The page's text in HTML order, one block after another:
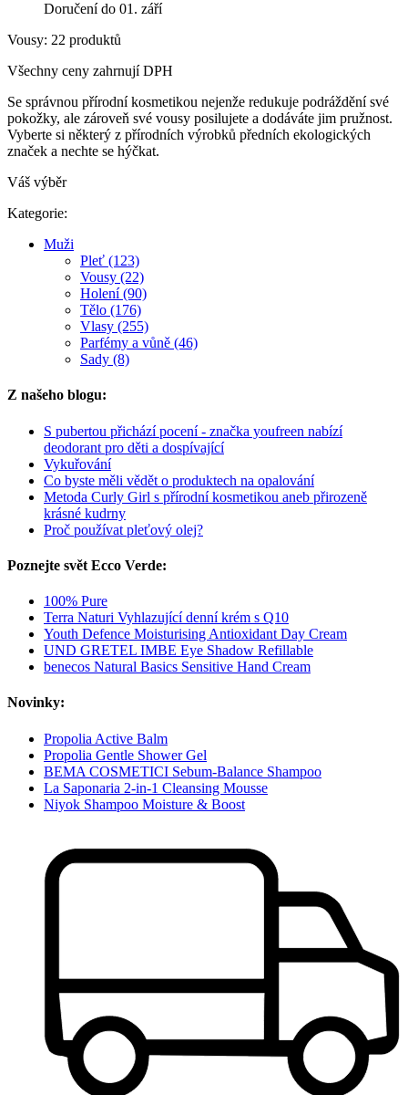
Doručení do 01. září
Vousy: 22 produktů
Všechny ceny zahrnují DPH
Se správnou přírodní kosmetikou nejenže redukuje podráždění své
pokožky, ale zároveň své vousy posilujete a dodáváte jim pružnost.
Vyberte si některý z přírodních výrobků předních ekologických
značek a nechte se hýčkat.
Váš výběr
Kategorie:
Muži
Pleť (123)
Vousy (22)
Holení (90)
Tělo (176)
Vlasy (255)
Parfémy a vůně (46)
Sady (8)
Z našeho blogu:
S pubertou přichází pocení - značka youfreen nabízí
deodorant pro děti a dospívající
Vykuřování
Co byste měli vědět o produktech na opalování
Metoda Curly Girl s přírodní kosmetikou aneb přirozeně
krásné kudrny
Proč používat pleťový olej?
Poznejte svět Ecco Verde:
100% Pure
Terra Naturi Vyhlazující denní krém s Q10
Youth Defence Moisturising Antioxidant Day Cream
UND GRETEL IMBE Eye Shadow Refillable
benecos Natural Basics Sensitive Hand Cream
Novinky:
Propolia Active Balm
Propolia Gentle Shower Gel
BEMA COSMETICI Sebum-Balance Shampoo
La Saponaria 2-in-1 Cleansing Mousse
Niyok Shampoo Moisture & Boost